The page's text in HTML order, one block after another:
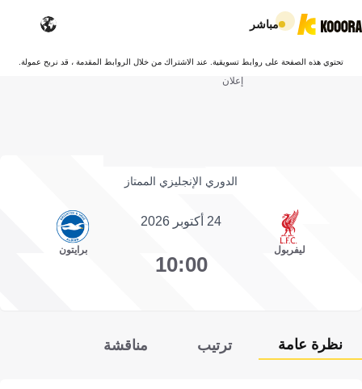
مباشر
تحتوي هذه الصفحة على روابط تسويقية. عند الاشتراك من خلال الروابط المقدمة ، قد نربح عمولة.
إعلان
الدوري الإنجليزي الممتاز
ليفربول
24 أكتوبر 2026
10:00
برايتون
نظرة عامة ترتيب مناقشة